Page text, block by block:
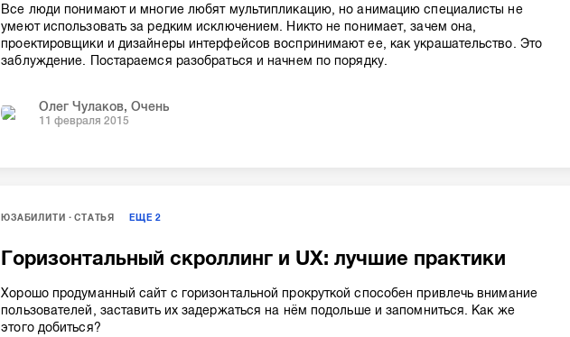
Все люди понимают и многие любят мультипликацию, но анимацию специалисты не
умеют использовать за редким исключением. Никто не понимает, зачем она,
проектировщики и дизайнеры интерфейсов воспринимают ее, как украшательство. Это
заблуждение. Постараемся разобраться и начнем по порядку.
Олег Чулаков, Очень
11 февраля 2015
ЮЗАБИЛИТИ СТАТЬЯ ЕЩЕ2
Горизонтальный скроллинг и UX: лучшие практики
Хорошо продуманный сайт с горизонтальной прокруткой способен привлечь внимание
пользователей, заставить их задержаться на нём подольше и запомниться. Как же
этого добиться?